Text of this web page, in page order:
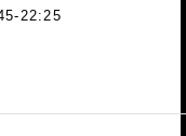
22:25